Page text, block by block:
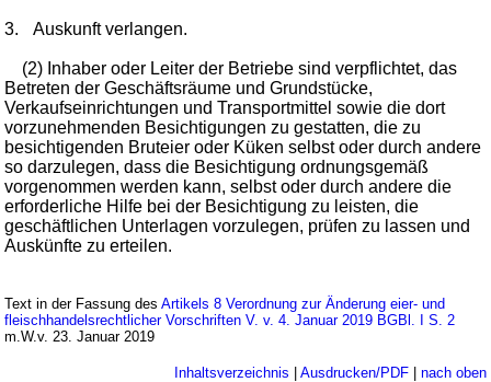
3. Auskunft verlangen.
(2) Inhaber oder Leiter der Betriebe sind verpflichtet, das
Betreten der Geschäftsräume und Grundstücke,
Verkaufseinrichtungen und Transportmittel sowie die dort
vorzunehmenden Besichtigungen zu gestatten, die zu
besichtigenden Bruteier oder Küken selbst oder durch andere
so darzulegen, dass die Besichtigung ordnungsgemäß
vorgenommen werden kann, selbst oder durch andere die
erforderliche Hilfe bei der Besichtigung zu leisten, die
geschäftlichen Unterlagen vorzulegen, prüfen zu lassen und
Auskünfte zu erteilen.
Text in der Fassung desArtikels 8 Verordnung zur Änderung eier- und
fleischhandelsrechtlicher Vorschriften V. v. 4. Januar 2019 BGBl. I S. 2
m.W.v. 23. Januar 2019
Inhaltsverzeichnis | Ausdrucken/PDF| nach oben